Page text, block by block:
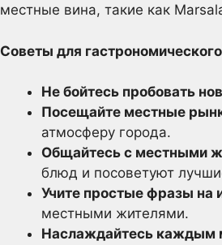
местные вина, такие как
Советы для
Не бойтесь пробовать
Посещайте местные
атмосферу города.
Общайтесь с местными
блюд и посоветуют
Учите простые фразы на
местными жителями.
Наслаждайтесь каждым